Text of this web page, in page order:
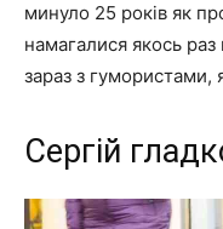
минуло 25 років як
намагалися якось
зараз з гумористами,
Сергій